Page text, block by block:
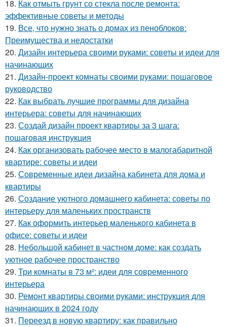
18. Как отмыть грунт со стекла после ремонта:
эффективные советы и методы
19. Все, что нужно знать о домах из пеноблоков:
Преимущества и недостатки
20. Дизайн интерьера своими руками: советы и идеи для
начинающих
21. Дизайн-проект комнаты своими руками: пошаговое
руководство
22. Как выбрать лучшие программы для дизайна
интерьера: советы для начинающих
23. Создай дизайн проект квартиры за 3 шага:
пошаговая инструкция
24. Как организовать рабочее место в малогабаритной
квартире: советы и идеи
25. Современные идеи дизайна кабинета для дома и
квартиры
26. Создание уютного домашнего кабинета: советы по
интерьеру для маленьких пространств
27. Как оформить интерьер маленького кабинета в
офисе: советы и идеи
28. Небольшой кабинет в частном доме: как создать
уютное рабочее пространство
29. Три комнаты в 73 м²: идеи для современного
интерьера
30. Ремонт квартиры своими руками: инструкция для
начинающих в 2024 году
31. Переезд в новую квартиру: как правильно